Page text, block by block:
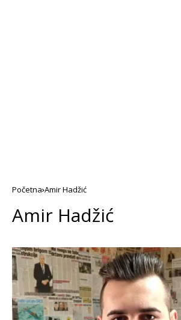
Početna Amir Hadžić
Amir Hadžić